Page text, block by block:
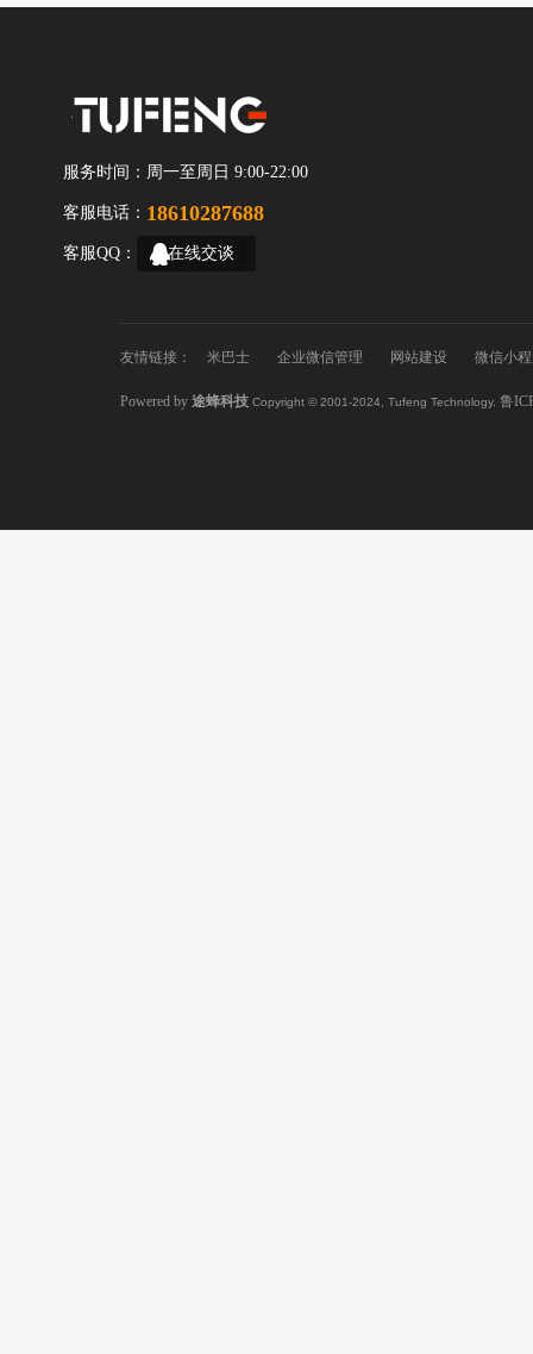
服务时间： 周一至周日 9:00-22:00
客服电话： 18610287688
客服QQ： 在线交谈
友情链接： 米巴士 企业微信管理 网站建设 微信小
Powered by途蜂科技 Copyright © 2001-2024, Tufeng Technology. 鲁